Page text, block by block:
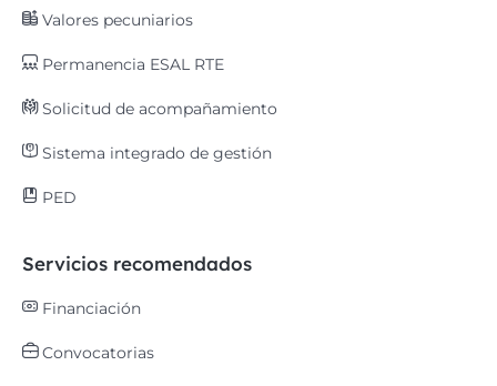
Valores pecuniarios
Permanencia ESAL RTE
Solicitud de acompañamiento
Sistema integrado de gestión
PED
Servicios recomendados
Financiación
Convocatorias